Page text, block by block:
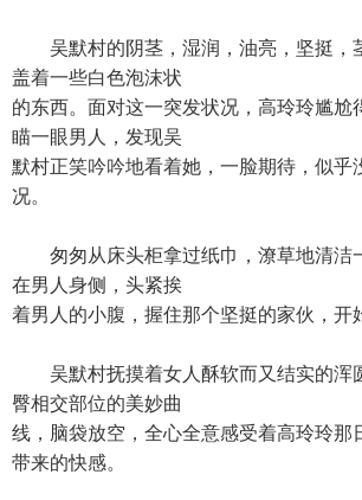
吴默村的阴茎，湿润，油亮，坚挺，
盖着一些白色泡沫状
的东西。面对这一突发状况，高玲玲尴尬
瞄一眼男人，发现吴
默村正笑吟吟地看着她，一脸期待，似乎
况。
匆匆从床头柜拿过纸巾，潦草地清洁
在男人身侧，头紧挨
着男人的小腹，握住那个坚挺的家伙，开
吴默村抚摸着女人酥软而又结实的浑
臀相交部位的美妙曲
线，脑袋放空，全心全意感受着高玲玲那
带来的快感。